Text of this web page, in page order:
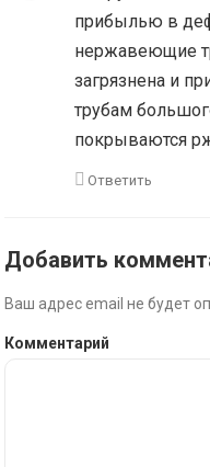
прибылью в
нержавеющие
загрязнена и
трубам
покрываются
Ответить
Добавить
Ваш адрес email не будет
Комментарий